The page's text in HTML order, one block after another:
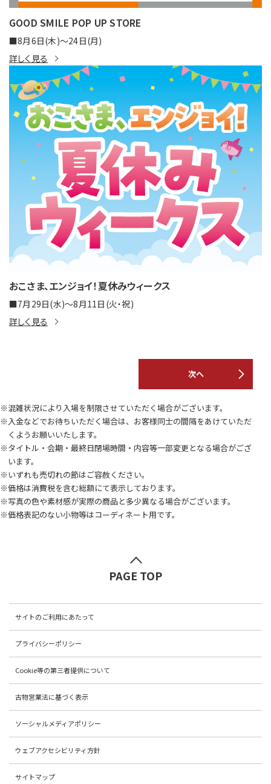
GOOD SMILE POP UP STORE
■8月6日(木)～24日(月)
詳しく見る
おこさま、エンジョイ！夏休みウィークス
■7月29日(水)～8月11日(火・祝)
詳しく見る
次へ
※混雑状況により入場を制限させていただく場合がございます。
※入金などでお待ちいただく場合は、お客様同士の間隔をあけていただ
くようお願いいたします。
※タイトル・会期・最終日閉場時間・内容等一部変更となる場合がござ
います。
※いずれも売切れの節はご容赦ください。
※価格は消費税を含む総額にて表示しております。
※写真の色や素材感が実際の商品と多少異なる場合がございます。
※価格表記のない小物等はコーディネート用です。
PAGE TOP
サイトのご利用にあたって
プライバシーポリシー
Cookie等の第三者提供について
古物営業法に基づく表示
ソーシャルメディアポリシー
ウェブアクセシビリティ方針
サイトマップ